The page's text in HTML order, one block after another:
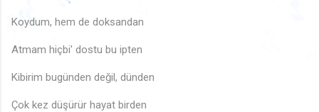
Koydum, hem de doksandan
Atmam hiçbi' dostu bu ipten
Kibirim bugünden değil, dünden
Çok kez düşürür hayat birden
🎵
🎵 ♫
♬ ♫
♬
♩ ♫
♬
🎶
🎶🎵